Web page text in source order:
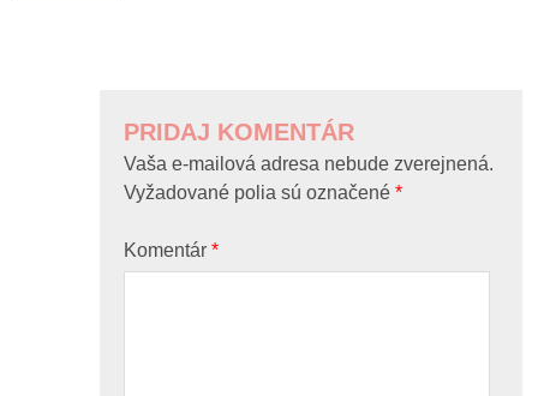
PRIDAJ KOMENTÁR
Vaša e-mailová adresa nebude zverejnená.
Vyžadované polia sú označené*
Komentár*